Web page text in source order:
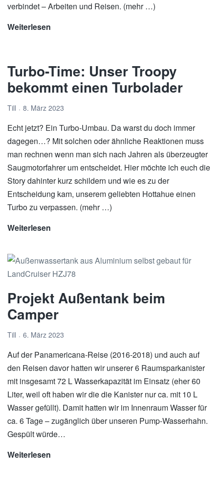
verbindet – Arbeiten und Reisen. (mehr …)
Weiterlesen
Arbeiten
im
Buschtaxi,
wie
das?
Turbo-Time: Unser Troopy
bekommt einen Turbolader
Till 8. März 2023
Echt jetzt? Ein Turbo-Umbau. Da warst du doch immer
dagegen…? Mit solchen oder ähnliche Reaktionen muss
man rechnen wenn man sich nach Jahren als überzeugter
Saugmotorfahrer um entscheidet. Hier möchte ich euch die
Story dahinter kurz schildern und wie es zu der
Entscheidung kam, unserem geliebten Hottahue einen
Turbo zu verpassen. (mehr …)
Weiterlesen
Troopy
bekommt
einen
Turbolader
Projekt Außentank beim
Camper
Till 6. März 2023
Auf der Panamericana-Reise (2016-2018) und auch auf
den Reisen davor hatten wir unserer 6 Raumsparkanister
mit insgesamt 72 L Wasserkapazität im Einsatz (eher 60
Liter, weil oft haben wir die die Kanister nur ca. mit 10 L
Wasser gefüllt). Damit hatten wir im Innenraum Wasser für
ca. 6 Tage – zugänglich über unseren Pump-Wasserhahn.
Gespült würde…
Weiterlesen